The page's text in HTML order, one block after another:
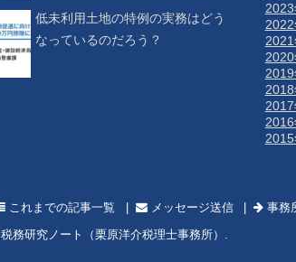
低未利用土地の特例の実務はどう
なっているのだろう？
これまでの記事一覧 メッセージ送信
事務
税務研究ノート（栗原洋介税理士事務所）